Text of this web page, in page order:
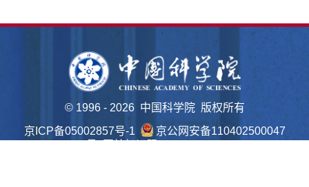
© 1996 - 2026 中国科学院 版权所有
京ICP备05002857号-1
京公网安备110402500047